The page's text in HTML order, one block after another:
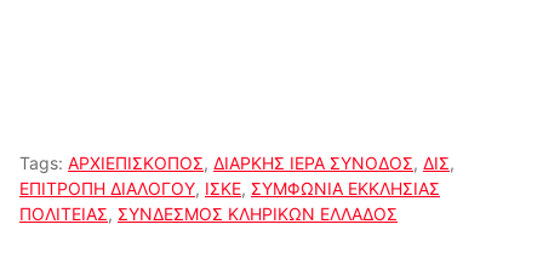
Tags: ΑΡΧΙΕΠΙΣΚΟΠΟΣ, ΔΙΑΡΚΗΣ ΙΕΡΑ ΣΥΝΟΔΟΣ, ΔΙΣ,
ΕΠΙΤΡΟΠΗ ΔΙΑΛΟΓΟΥ, ΙΣΚΕ, ΣΥΜΦΩΝΙΑ ΕΚΚΛΗΣΙΑΣ
ΠΟΛΙΤΕΙΑΣ, ΣΥΝΔΕΣΜΟΣ ΚΛΗΡΙΚΩΝ ΕΛΛΑΔΟΣ